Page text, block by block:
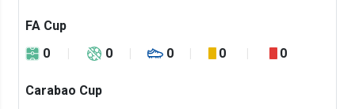
FA Cup
0
0 0 0 0
Carabao Cup